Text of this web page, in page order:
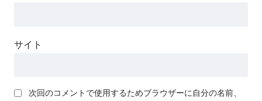
サイト
次回のコメントで使用するためブラウザーに自分の名前、